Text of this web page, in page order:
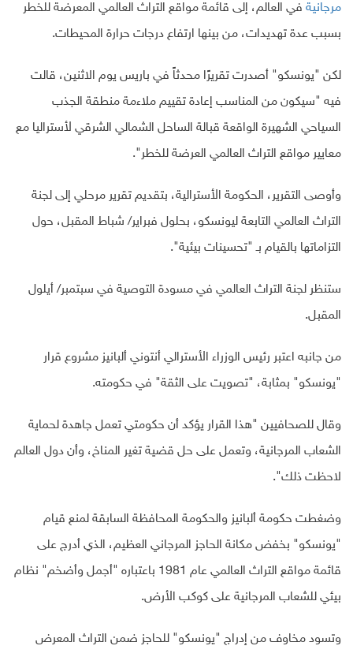
مرجانية في العالم، إلى قائمة مواقع التراث العالمي المعرضة للخطر
بسبب عدة تهديدات، من بينها ارتفاع درجات حرارة المحيطات.
لكن "يونسكو" أصدرت تقريرًا محدثاً في باريس يوم الاثنين، قالت
فيه "سيكون من المناسب إعادة تقييم ملاءمة منطقة الجذب
السياحي الشهيرة الواقعة قبالة الساحل الشمالي الشرقي لأستراليا مع
معايير مواقع التراث العالمي العرضة للخطر".
وأوصى التقرير، الحكومة الأسترالية، بتقديم تقرير مرحلي إلى لجنة
التراث العالمي التابعة ليونسكو، بحلول فبراير/ شباط المقبل، حول
التزاماتها بالقيام بـ "تحسينات بيئية".
ستنظر لجنة التراث العالمي في مسودة التوصية في سبتمبر/ أيلول
المقبل.
من جانبه اعتبر رئيس الوزراء الأسترالي أنتوني ألبانيز مشروع قرار
"يونسكو" بمثابة، "تصويت على الثقة" في حكومته.
وقال للصحافيين "هذا القرار يؤكد أن حكومتي تعمل جاهدة لحماية
الشعاب المرجانية، وتعمل على حل قضية تغير المناخ، وأن دول العالم
لاحظت ذلك".
وضغطت حكومة ألبانيز والحكومة المحافظة السابقة لمنع قيام
"يونسكو" بخفض مكانة الحاجز المرجاني العظيم، الذي أدرج على
قائمة مواقع التراث العالمي عام 1981 باعتباره "أجمل وأضخم" نظام
بيئي للشعاب المرجانية على كوكب الأرض.
وتسود مخاوف من إدراج "يونسكو" للحاجز ضمن التراث المعرض